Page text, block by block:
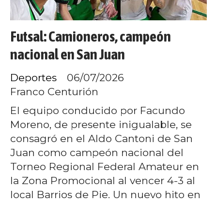
Futsal: Camioneros, campeón
nacional en San Juan
Franco Centurión
Deportes 06/07/2026
El equipo conducido por Facundo
Moreno, de presente inigualable, se
consagró en el Aldo Cantoni de San
Juan como campeón nacional del
Torneo Regional Federal Amateur en
la Zona Promocional al vencer 4-3 al
local Barrios de Pie. Un nuevo hito en